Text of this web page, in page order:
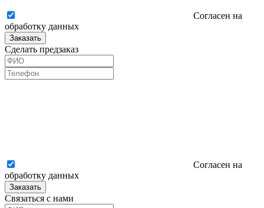
Согласен на
обработку данных
Заказать
Сделать предзаказ
Согласен на
обработку данных
Заказать
Связаться с нами